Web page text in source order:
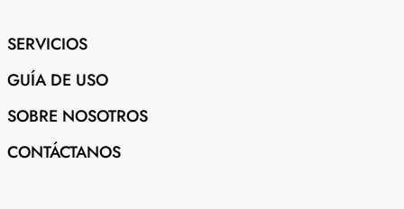
SERVICIOS
GUÍA DE USO
SOBRE NOSOTROS
CONTÁCTANOS